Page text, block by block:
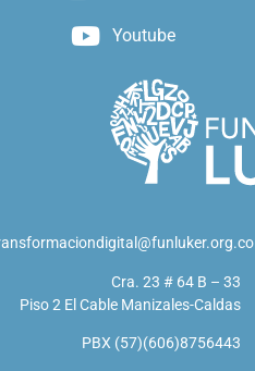
Youtube
Cra. 23 # 64 B – 33
Piso 2 El Cable Manizales-Caldas
PBX (57)(606)8756443